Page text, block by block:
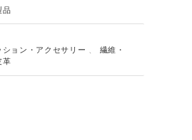
品
ション・アクセサリー
繊維・
革